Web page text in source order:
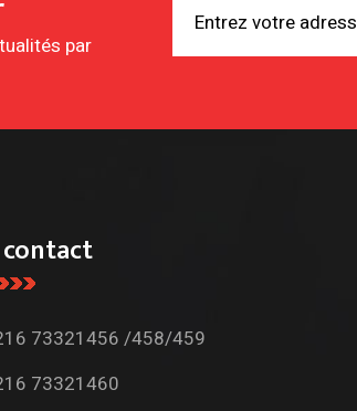
par
73321456 /458/459
73321460